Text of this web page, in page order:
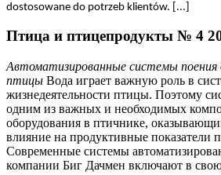
dostosowane do potrzeb klientów. [...]
Птица и птицепродукты № 4
Автоматизированные системы поения
птицы Вода играет важную роль в
жизнедеятельности птицы. Поэтому
одним из важных и необходимых
оборудования в птичнике,
влияние на продуктивные показатели
Современные системы
компании Биг Дачмен включают в